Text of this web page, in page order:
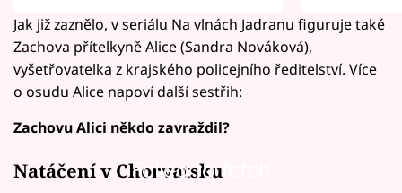
Jak již zaznělo, v seriálu Na vlnách Jadranu figuruje také
Zachova přítelkyně Alice (Sandra Nováková),
vyšetřovatelka z krajského policejního ředitelství. Více
o osudu Alice napoví další sestřih:
Zachovu Alici někdo zavraždil?
Failed to fetch
Natáčení v Chorvatsku